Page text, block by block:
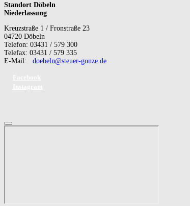
Standort Döbeln
Niederlassung
Kreuzstraße 1 / Fronstraße 23
04720 Döbeln
Telefon: 03431 / 579 300
Telefax: 03431 / 579 335
E-Mail: doebeln@steuer-gonze.de